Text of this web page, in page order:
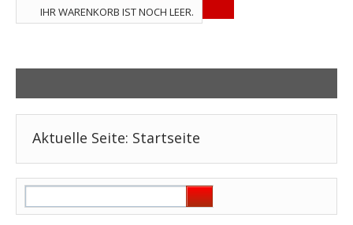
IHR WARENKORB IST NOCH LEER.
Aktuelle Seite: Startseite